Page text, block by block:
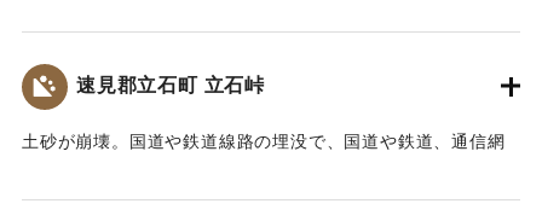
たらしただけでなく、多くの家屋をのみ込み、二十九人もの
尊い命を奪いました。
太平洋戦争中だったこともあり、新聞にも大きくは取り扱
事にも拘らず、宇佐市史に記録されることもなく、多くの市
【出典：日本の国土 : 自然と開発 下（小出博,東京大学出版
｜固有コード:
｜固有コード:00481071
速見郡立石町 立石峠
土砂が崩壊。国道や鉄道線路の埋没で、国道や鉄道、通信網
会をを開いて災害復旧対策を協議した。22日には、町民を総